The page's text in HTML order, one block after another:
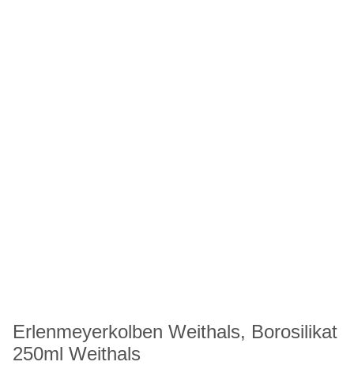
Erlenmeyerkolben Weithals, Borosilikat
250ml Weithals